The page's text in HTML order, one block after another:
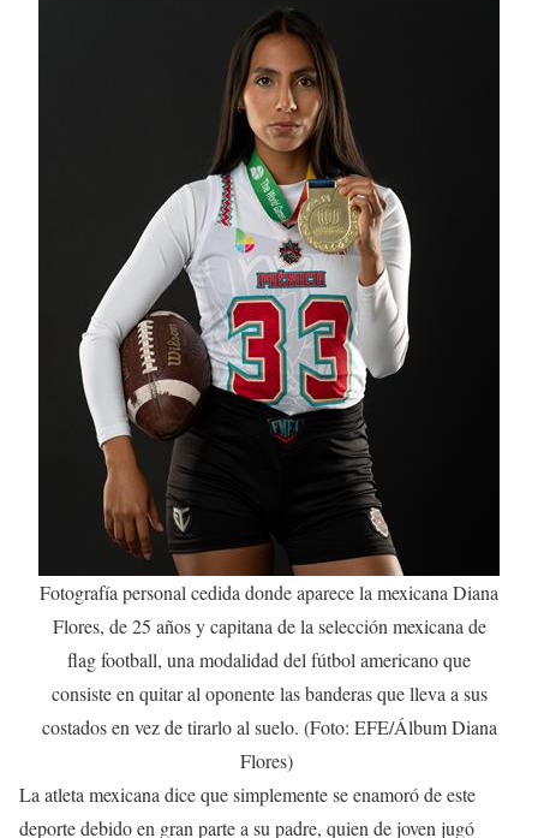
Fotografía personal cedida donde aparece la mexicana Diana
Flores, de 25 años y capitana de la selección mexicana de
flag football, una modalidad del fútbol americano que
consiste en quitar al oponente las banderas que lleva a sus
costados en vez de tirarlo al suelo. (Foto: EFE/Álbum Diana
Flores)
La atleta mexicana dice que simplemente se enamoró de este
deporte debido en gran parte a su padre, quien de joven jugó